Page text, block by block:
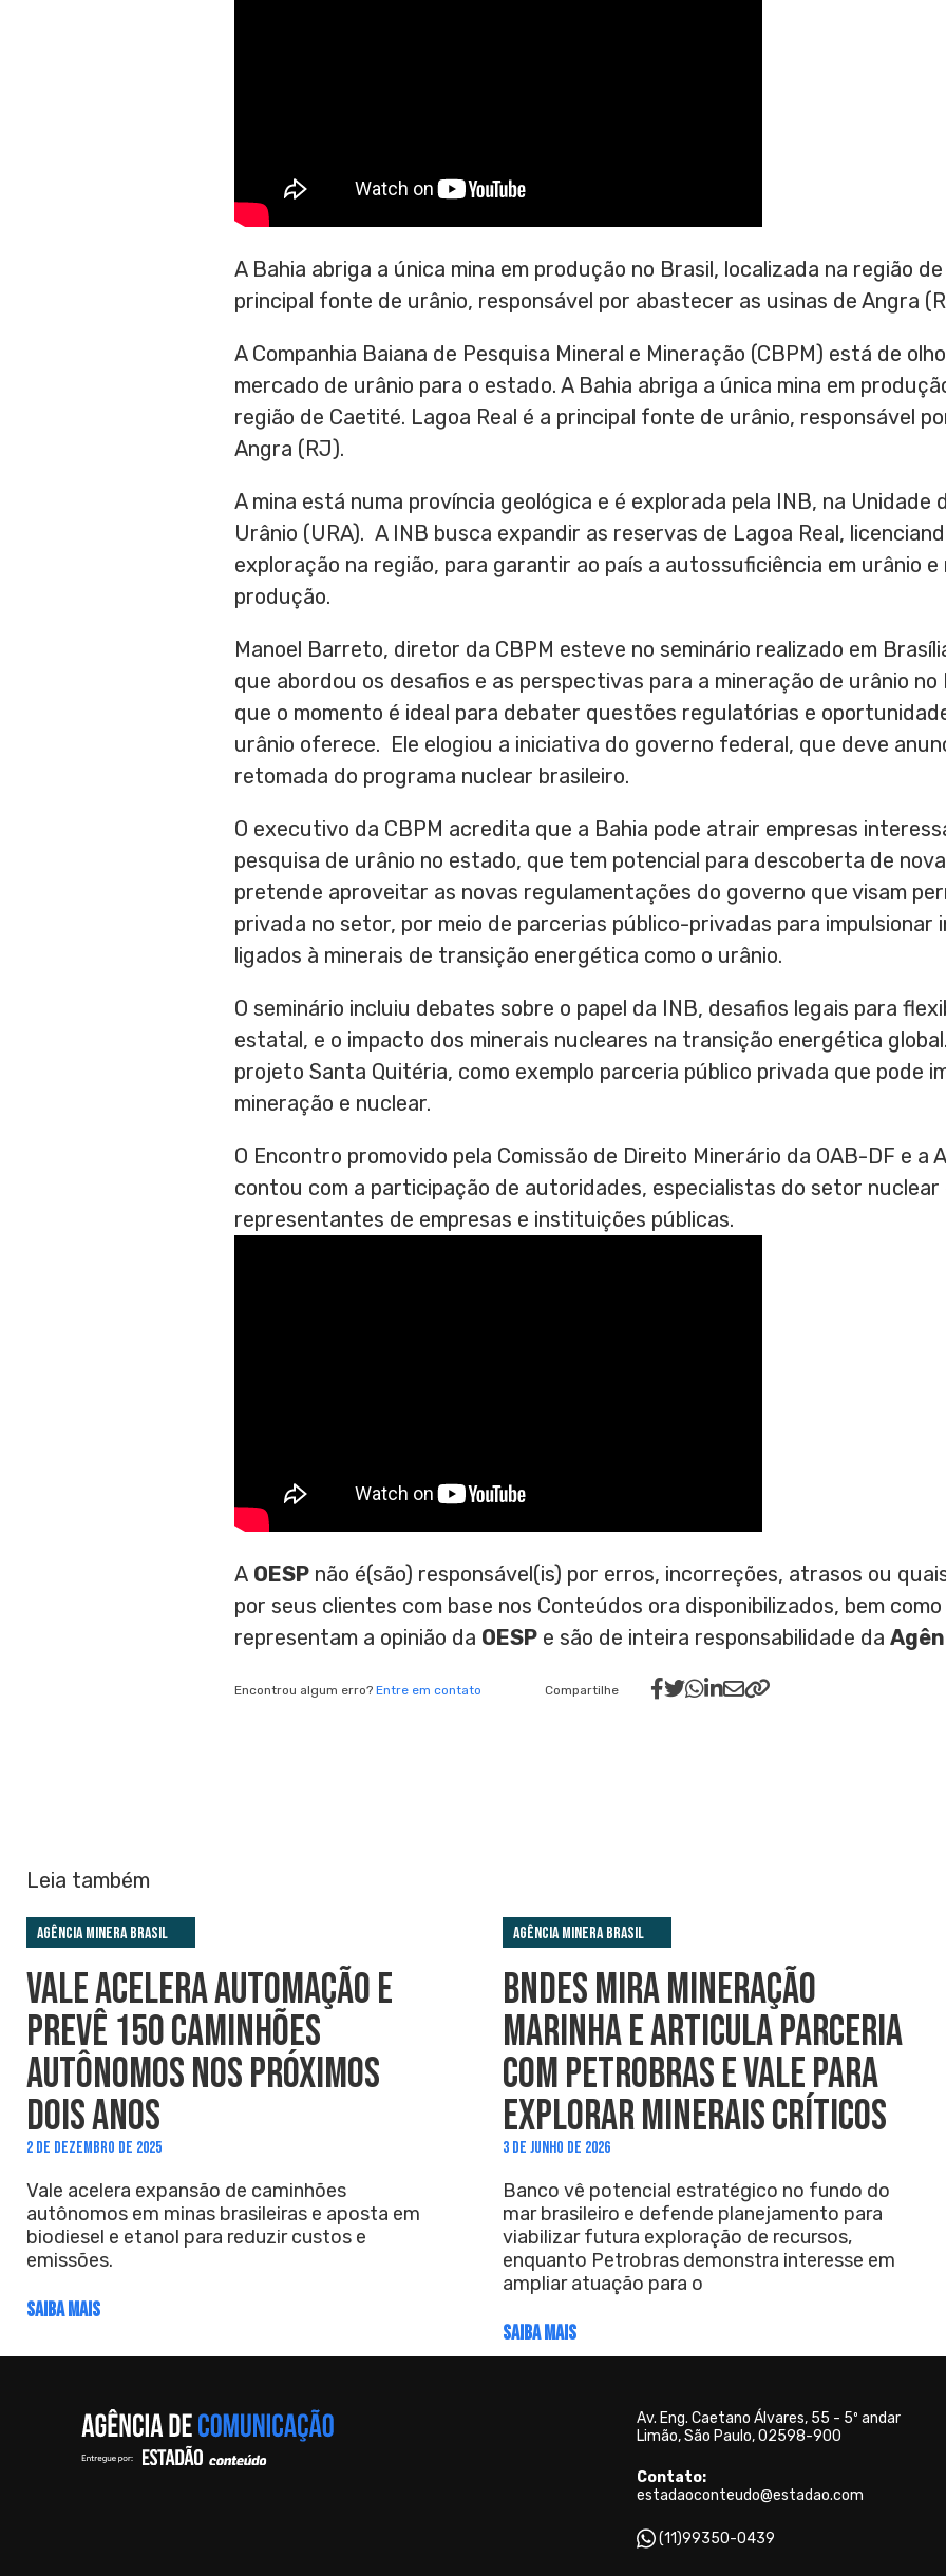
A Bahia abriga a única mina em produção no Brasil, localizada na região
principal fonte de urânio, responsável por abastecer as usinas de Angra
A Companhia Baiana de Pesquisa Mineral e Mineração (CBPM) está de
mercado de urânio para o estado. A Bahia abriga a única mina em
região de Caetité. Lagoa Real é a principal fonte de urânio, responsável
Angra (RJ).
A mina está numa província geológica e é explorada pela INB, na Unidade
Urânio (URA). A INB busca expandir as reservas de Lagoa Real,
exploração na região, para garantir ao país a autossuficiência em urânio
produção.
Manoel Barreto, diretor da CBPM esteve no seminário realizado em
que abordou os desafios e as perspectivas para a mineração de urânio
que o momento é ideal para debater questões regulatórias e
urânio oferece. Ele elogiou a iniciativa do governo federal, que deve
retomada do programa nuclear brasileiro.
O executivo da CBPM acredita que a Bahia pode atrair empresas
pesquisa de urânio no estado, que tem potencial para descoberta de
pretende aproveitar as novas regulamentações do governo que visam
privada no setor, por meio de parcerias público-privadas para impulsionar
ligados à minerais de transição energética como o urânio.
O seminário incluiu debates sobre o papel da INB, desafios legais para
estatal, e o impacto dos minerais nucleares na transição energética
projeto Santa Quitéria, como exemplo parceria público privada que pode
mineração e nuclear.
O Encontro promovido pela Comissão de Direito Minerário da OAB-DF e a
contou com a participação de autoridades, especialistas do setor nuclear
representantes de empresas e instituições públicas.
A OESP não é(são) responsável(is) por erros, incorreções, atrasos ou
por seus clientes com base nos Conteúdos ora disponibilizados, bem
representam a opinião da OESP e são de inteira responsabilidade da
Encontrou algum erro? Entre em contato Compartilhe
Leia também
Agência Minera Brasil
VALE ACELERA AUTOMAÇÃO E
PREVÊ 150 CAMINHÕES
AUTÔNOMOS NOS PRÓXIMOS
DOIS ANOS
2 DE DEZEMBRO DE 2025
Vale acelera expansão de caminhões
autônomos em minas brasileiras e aposta em
biodiesel e etanol para reduzir custos e
emissões.
SAIBA MAIS
Agência Minera Brasil
BNDES MIRA MINERAÇÃO
MARINHA E ARTICULA PARCERIA
COM PETROBRAS E VALE PARA
EXPLORAR MINERAIS CRÍTICOS
3 DE JUNHO DE 2026
Banco vê potencial estratégico no fundo do
mar brasileiro e defende planejamento para
viabilizar futura exploração de recursos,
enquanto Petrobras demonstra interesse em
ampliar atuação para o
SAIBA MAIS
Av. Eng. Caetano Álvares, 55 - 5º andar
Limão, São Paulo, 02598-900
Contato:
estadaoconteudo@estadao.com
(11)99350-0439